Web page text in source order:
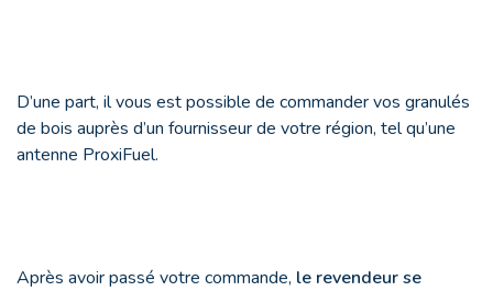
D’une part, il vous est possible de commander vos granulés
de bois auprès d’un fournisseur de votre région, tel qu’une
antenne ProxiFuel.
Après avoir passé votre commande, le revendeur se